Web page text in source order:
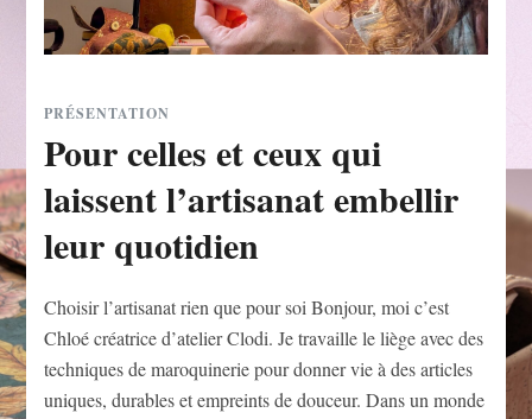
PRÉSENTATION
Pour celles et ceux qui
laissent l’artisanat embellir
leur quotidien
Choisir l’artisanat rien que pour soi Bonjour, moi c’est
Chloé créatrice d’atelier Clodi. Je travaille le liège avec des
techniques de maroquinerie pour donner vie à des articles
uniques, durables et empreints de douceur. Dans un monde